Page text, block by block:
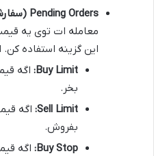
Pending Orders (سفارشات در حال انتظار):
معامله ات توی یه
این گزینه استفاده کن.
Buy Limit: اگه
بخر.
Sell Limit: اگه
بفروش.
Buy Stop: اگه